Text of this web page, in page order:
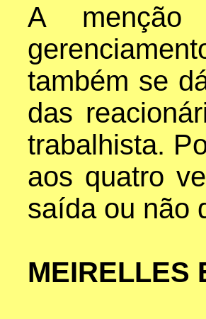
A
também se
das
trabalhista.
aos quatro
saída ou não
MEIRELLES